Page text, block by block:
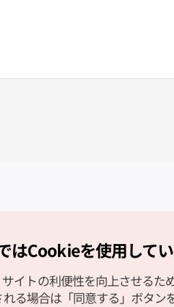
All Rights Reserved.
ル
はCookieを使用してい
イトの利便性を向上させるた
る場合は「同意する」ボタン